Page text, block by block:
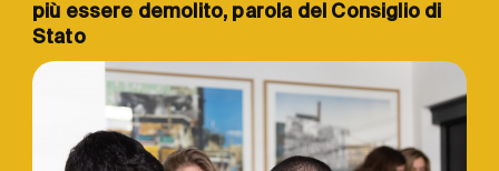
più essere demolito, parola del Consiglio di
Stato